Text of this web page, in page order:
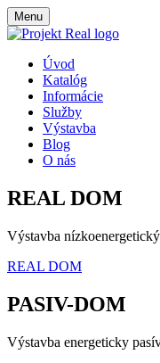
Menu
Úvod
Katalóg
Informácie
Služby
Výstavba
Blog
O nás
REAL DOM
Výstavba
REAL DOM
PASIV-DOM
Výstavba energeticky